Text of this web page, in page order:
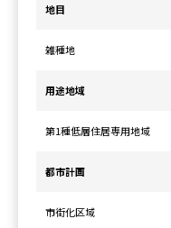
地目
雑種地
用途地域
第1種低層住居専用地域
都市計画
市街化区域